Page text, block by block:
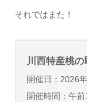
それではまた！
川西特産桃の
開催日：2026
開催時間：午